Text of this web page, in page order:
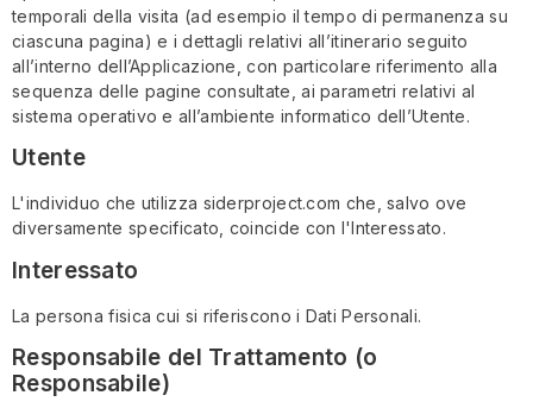
temporali della visita (ad esempio il tempo di permanenza su
ciascuna pagina) e i dettagli relativi all’itinerario seguito
all’interno dell’Applicazione, con particolare riferimento alla
sequenza delle pagine consultate, ai parametri relativi al
sistema operativo e all’ambiente informatico dell’Utente.
Utente
L'individuo che utilizza siderproject.com che, salvo ove
diversamente specificato, coincide con l'Interessato.
Interessato
La persona fisica cui si riferiscono i Dati Personali.
Responsabile del Trattamento (o
Responsabile)